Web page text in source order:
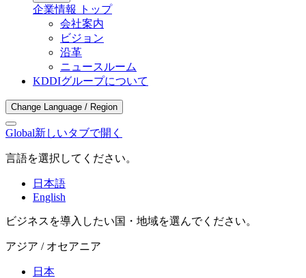
企業情報 トップ
会社案内
ビジョン
沿革
ニュースルーム
KDDIグループについて
Change Language / Region
Global新しいタブで開く
言語を選択してください。
日本語
English
ビジネスを導入したい国・地域を選んでください。
アジア / オセアニア
日本